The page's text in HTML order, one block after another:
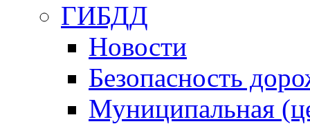
ГИБДД
Новости
Безопасность
Муниципальная